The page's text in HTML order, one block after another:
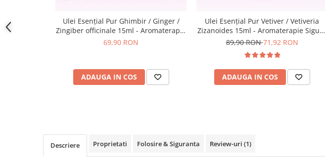
Ulei Esențial Pur Ghimbir / Ginger /
Zingiber officinale 15ml - Aromaterapie
Sigura | nJoy Nature
69,90 RON
ADAUGA IN COS
Ulei Esențial Pur Vetiver / Vetiveria
Zizanoides 15ml - Aromaterapie Sigura
| nJoy Nature
89,90 RON71,92 RON
ADAUGA IN COS
Descriere Proprietati Folosire & Siguranta Review-uri (1)